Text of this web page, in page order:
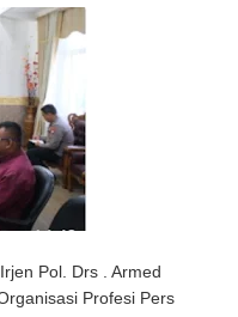
Pol. Drs . Armed
Profesi Pers